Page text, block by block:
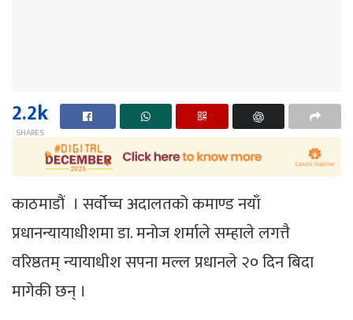
2.2k
SHARES
काठमाडौं । सर्वोच्च अदालतको कमाण्ड नयाँ
प्रधानन्यायाधीशमा डा. मनोज शर्माले सम्हाले लगत्तै
वरिष्ठतम् न्यायाधीश सपना मल्ल प्रधानले २० दिन बिदा
मागेकी छन् ।